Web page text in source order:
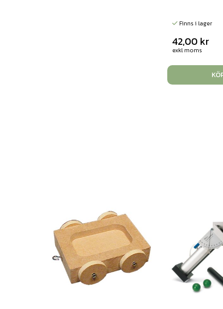
Finns i lager
42,00 kr
exkl moms